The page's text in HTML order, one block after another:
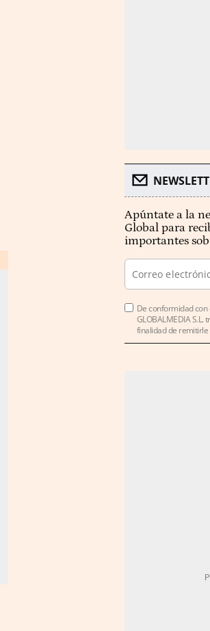
Apúntate a la
Global para
importantes
De conformidad con
GLOBALMEDIA S.L.
finalidad de remitirle